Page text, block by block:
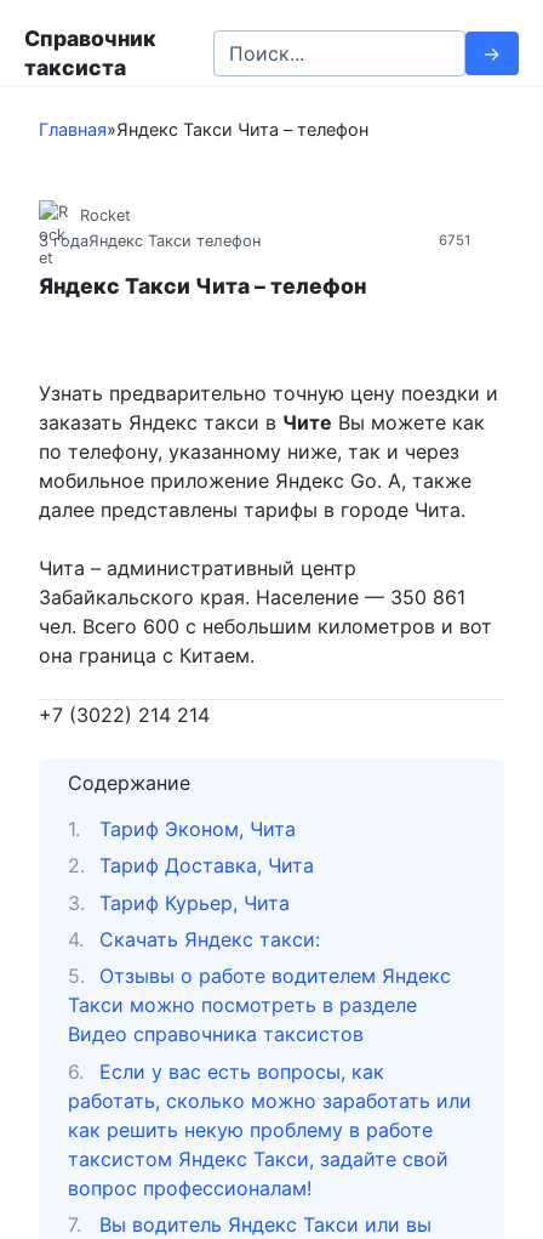
Справочник
таксиста
e
r
o
r
Главная»Яндекс Такси Чита – телефон
6751
Rocket
3 годаЯндекс Такси телефон
Яндекс Такси Чита – телефон
Узнать предварительно точную цену поездки и
заказать Яндекс такси в Чите Вы можете как
по телефону, указанному ниже, так и через
мобильное приложение Яндекс Go. А, также
далее представлены тарифы в городе Чита.
Чита – административный центр
Забайкальского края. Население — 350 861
чел. Всего 600 с небольшим километров и вот
она граница с Китаем.
+7 (3022) 214 214
Содержание
Тариф Эконом, Чита
Тариф Доставка, Чита
Тариф Курьер, Чита
Скачать Яндекс такси:
Отзывы о работе водителем Яндекс
Такси можно посмотреть в разделе
Видео справочника таксистов
Если у вас есть вопросы, как
работать, сколько можно заработать или
как решить некую проблему в работе
таксистом Яндекс Такси, задайте свой
вопрос профессионалам!
Вы водитель Яндекс Такси или вы